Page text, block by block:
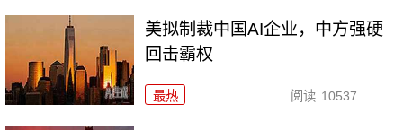
美拟制裁中国AI企业，中方强硬
回击霸权
最热 阅读 10537